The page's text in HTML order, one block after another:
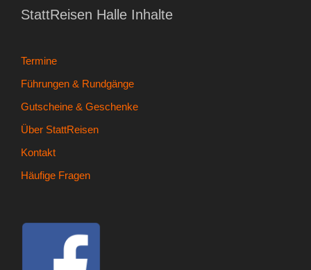
StattReisen Halle Inhalte
Termine
Führungen & Rundgänge
Gutscheine & Geschenke
Über StattReisen
Kontakt
Häufige Fragen